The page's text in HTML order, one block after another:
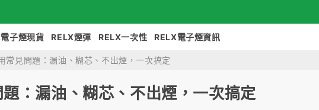
子煙現貨 RELX煙彈 RELX一次性 RELX電子煙資訊
常見問題：漏油、糊芯、不出煙，一次搞定
：漏油、糊芯、不出煙，一次搞定